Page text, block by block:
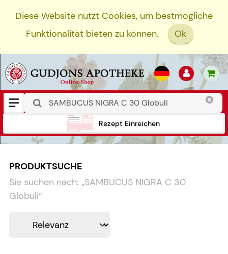
Diese Website nutzt Cookies, um bestmögliche
Funktionalität bieten zu können.
Ok
Rezept Einreichen
PRODUKTSUCHE
Sie suchen nach: „SAMBUCUS NIGRA C 30
Globuli“